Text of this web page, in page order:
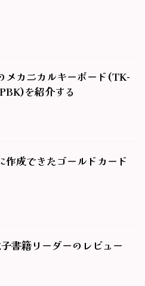
メカニカルキーボード(TK-
を紹介する
作成できたゴールドカード
書籍リーダーのレビュー